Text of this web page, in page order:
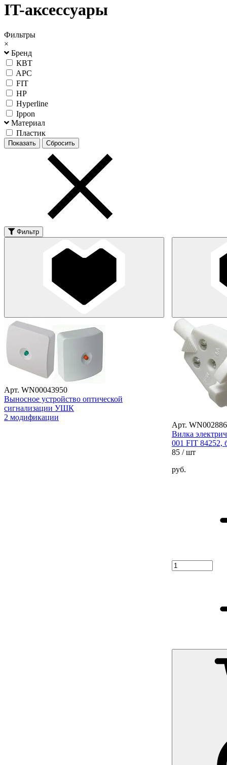
IT-аксессуары
Фильтры
×
Бренд
КВТ
APC
FIT
HP
Hyperline
Ippon
Материал
Пластик
Фильтр
Арт. WN00043950
Выносное устройство оптической
сигнализации УШК
2 модификации
Арт.
Вилка
001 FIT 84252,
85 / шт
руб.